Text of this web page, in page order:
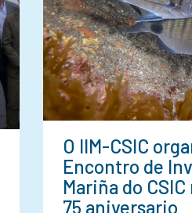
O IIM-CSIC
Encontro de
Mariña do
75 aniversario